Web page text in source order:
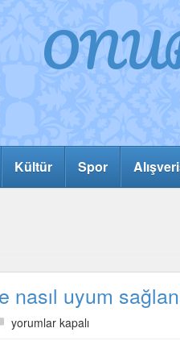
Kültür Spor
nasıl uyum
Elektrikli
yorumlar kapalı